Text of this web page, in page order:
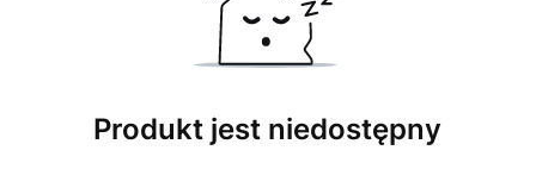
Produkt jest niedostępny